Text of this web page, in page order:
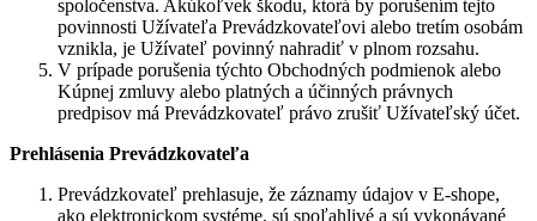
spoločenstva. Akúkoľvek škodu, ktorá by porušením tejto
povinnosti Užívateľa Prevádzkovateľovi alebo tretím osobám
vznikla, je Užívateľ povinný nahradiť v plnom rozsahu.
V prípade porušenia týchto Obchodných podmienok alebo
Kúpnej zmluvy alebo platných a účinných právnych
predpisov má Prevádzkovateľ právo zrušiť Užívateľský účet.
Prehlásenia Prevádzkovateľa
Prevádzkovateľ prehlasuje, že záznamy údajov v E-shope,
ako elektronickom systéme, sú spoľahlivé a sú vykonávané